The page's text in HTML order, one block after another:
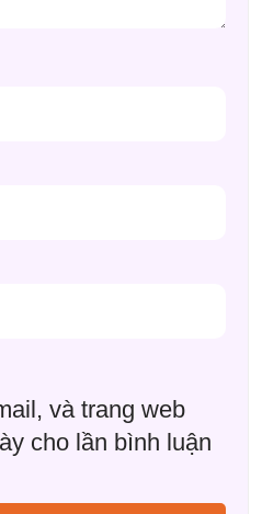
và trang web
cho lần bình luận